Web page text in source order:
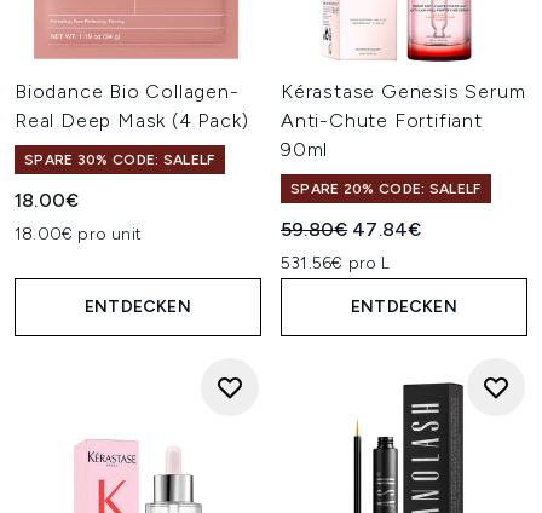
Biodance Bio Collagen-
Real Deep Mask (4 Pack)
SPARE 30% CODE: SALELF
18.00€
18.00€ pro unit
ENTDECKEN
Kérastase Genesis Serum
Anti-Chute Fortifiant
90ml
SPARE 20% CODE: SALELF
Unverbindliche
59.80€ Aktueller Preis:
47.84€
531.56€ pro L
ENTDECKEN